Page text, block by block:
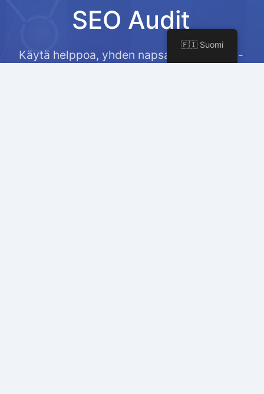
SEO Audit
Käytä helppoa, yhden napsautuksen SEO-
🇫🇮 Suomi